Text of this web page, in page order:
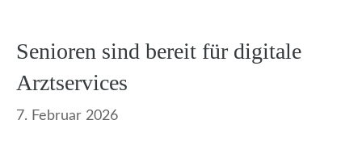
Senioren sind bereit für digitale
Arztservices
7. Februar 2026